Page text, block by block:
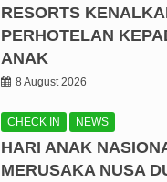
RESORTS
PERHOTELAN
ANAK
8 August 2026
CHECK IN NEWS
HARI ANAK
MERUSAKA NUSA